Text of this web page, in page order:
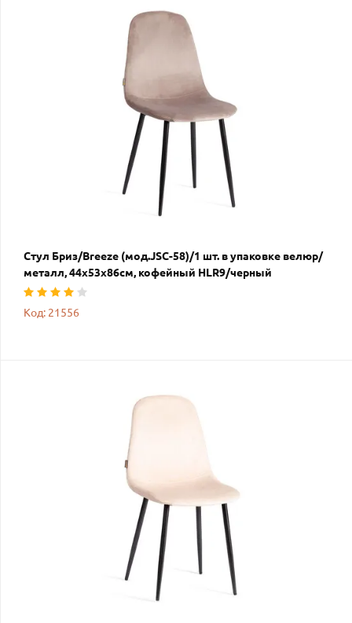
Стул Бриз/Breeze (мод.JSC-58)/1 шт. в упаковке велюр/
металл, 44х53х86см, кофейный HLR9/черный
Код: 21556